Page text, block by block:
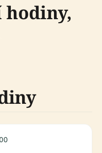
hodiny,